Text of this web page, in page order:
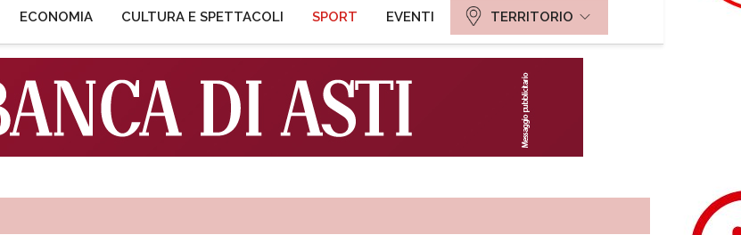
ECONOMIA CULTURA E SPETTACOLI SPORT EVENTI TERRITORIO